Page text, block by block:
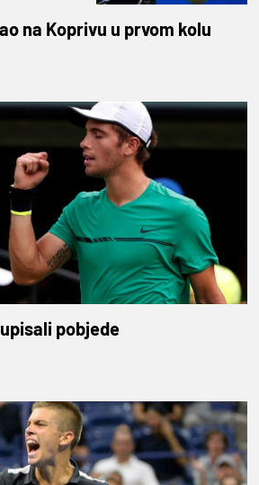
na Koprivu u prvom kolu
pobjede